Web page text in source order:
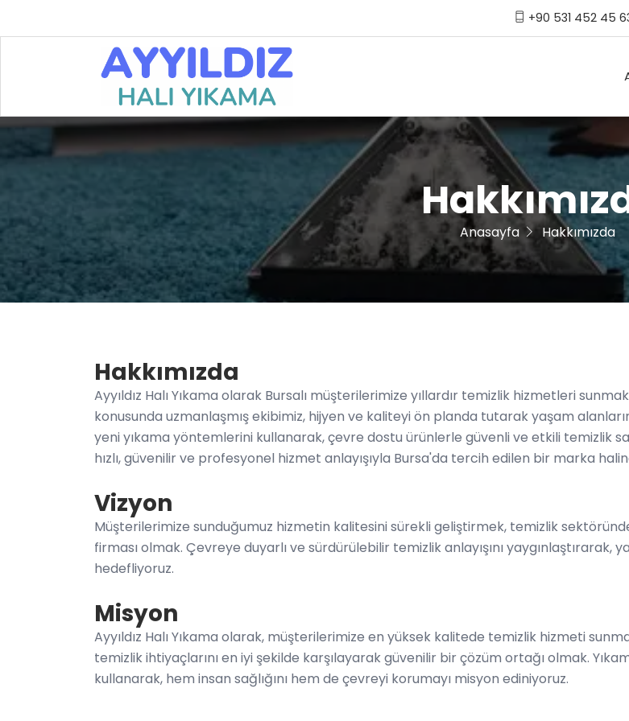
+90 531 452 45
Anasayfa Hakkımızda
Hakkımızda
Ayyıldız Halı Yıkama olarak Bursalı müşterilerimize yıllardır temizlik hizmetleri
konusunda uzmanlaşmış ekibimiz, hijyen ve kaliteyi ön planda tutarak yaşam
yeni yıkama yöntemlerini kullanarak, çevre dostu ürünlerle güvenli ve etkili temizlik
hızlı, güvenilir ve profesyonel hizmet anlayışıyla Bursa'da tercih edilen bir marka
Vizyon
Müşterilerimize sunduğumuz hizmetin kalitesini sürekli geliştirmek, temizlik
firması olmak. Çevreye duyarlı ve sürdürülebilir temizlik anlayışını yaygınlaştırarak,
hedefliyoruz.
Misyon
Ayyıldız Halı Yıkama olarak, müşterilerimize en yüksek kalitede temizlik hizmeti
temizlik ihtiyaçlarını en iyi şekilde karşılayarak güvenilir bir çözüm ortağı olmak.
kullanarak, hem insan sağlığını hem de çevreyi korumayı misyon ediniyoruz.